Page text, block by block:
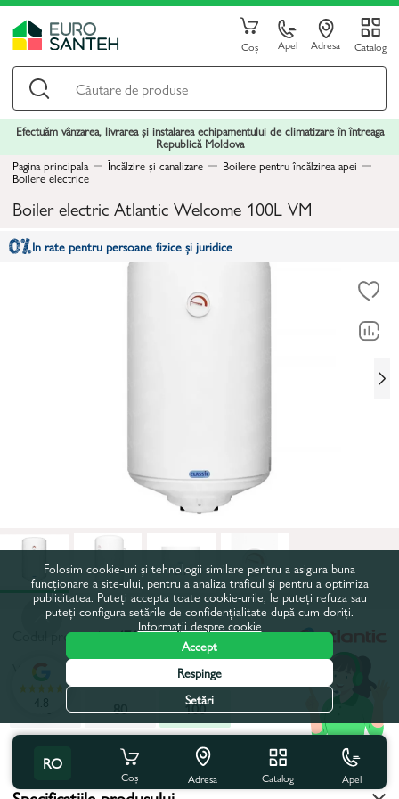
Coș Apel Adresa Catalog
Efectuăm vânzarea, livrarea și instalarea echipamentului de climatizare în întreaga
Republică Moldova
Pagina principala
Încălzire și canalizare Boilere pentru încălzirea apei
Boilere electrice
Boiler electric Atlantic Welcome 100L VM
In rate pentru persoane fizice și juridice
Codul produsului:47121
Volum, l:
100
50
80
100
Toate caracteristicile
RO
Coș Adresa Catalog Apel
4.8
Folosim cookie-uri și tehnologii similare pentru a asigura buna
funcționare a site-ului, pentru a analiza traficul și pentru a optimiza
publicitatea. Puteți accepta toate cookie-urile, le puteți refuza sau
puteți configura setările de confidențialitate după cum doriți.
Informații despre cookie
Accept
Respinge
Setări